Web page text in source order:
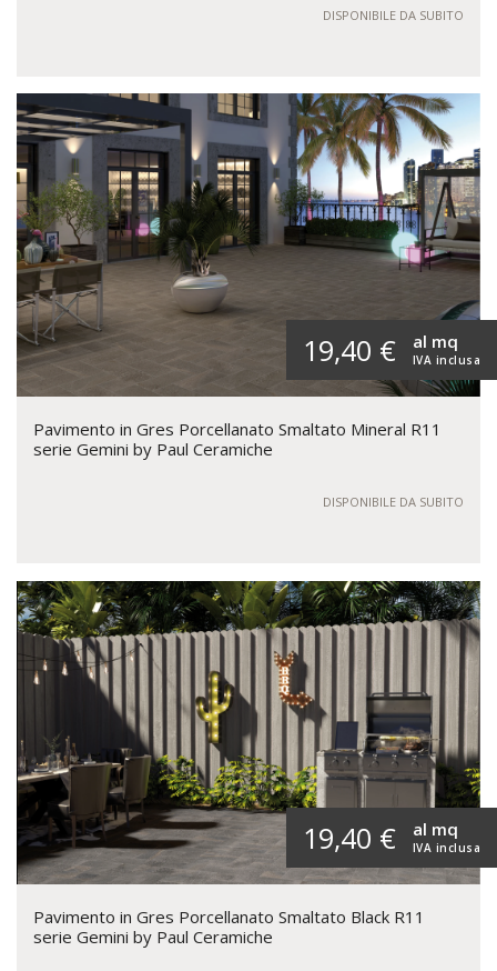
DISPONIBILE DA SUBITO
19,40 € IVA inclusa
al mq
Pavimento in Gres Porcellanato Smaltato Mineral R11
serie Gemini by Paul Ceramiche
DISPONIBILE DA SUBITO
19,40 € IVA inclusa
al mq
Pavimento in Gres Porcellanato Smaltato Black R11
serie Gemini by Paul Ceramiche